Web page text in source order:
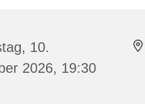
10.
2026, 19:30